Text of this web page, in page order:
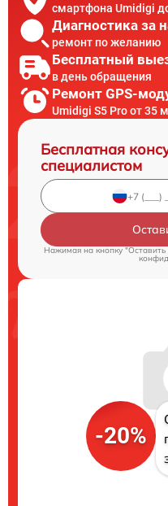
смартфона Umidigi
Диагностика за
ремонт по желанию
Бесплатный
в день обращения
Ремонт GPS-
Umidigi S5 Pro от 35
Бесплатная
специалистом
Нажимая на кнопку "Оставить
-20%